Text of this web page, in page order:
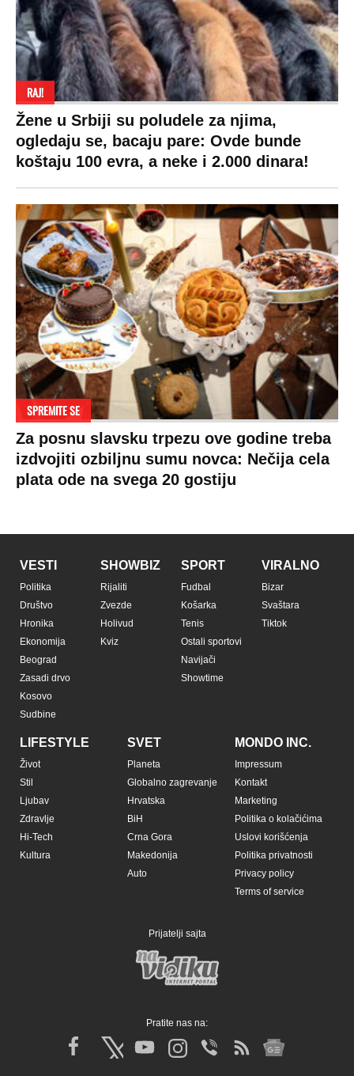
RAJ!
Žene u Srbiji su poludele za njima,
ogledaju se, bacaju pare: Ovde bunde
koštaju 100 evra, a neke i 2.000 dinara!
SPREMITE SE
Za posnu slavsku trpezu ove godine treba
izdvojiti ozbiljnu sumu novca: Nečija cela
plata ode na svega 20 gostiju
VESTI
Politika
Društvo
Hronika
Ekonomija
Beograd
Zasadi drvo
Kosovo
Sudbine
SHOWBIZ
Rijaliti
Zvezde
Holivud
Kviz
SPORT
Fudbal
Košarka
Tenis
Ostali sportovi
Navijači
Showtime
VIRALNO
Bizar
Svaštara
Tiktok
LIFESTYLE
Život
Stil
Ljubav
Zdravlje
Hi-Tech
Kultura
SVET
Planeta
Globalno zagrevanje
Hrvatska
BiH
Crna Gora
Makedonija
Auto
MONDO INC.
Impressum
Kontakt
Marketing
Politika o kolačićima
Uslovi korišćenja
Politika privatnosti
Privacy policy
Terms of service
Prijatelji sajta
Pratite nas na: